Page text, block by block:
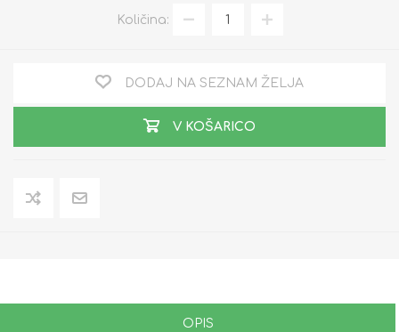
Količina:
DODAJ NA SEZNAM ŽELJA
V KOŠARICO
OPIS